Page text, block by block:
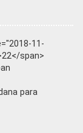
11-
span>
para